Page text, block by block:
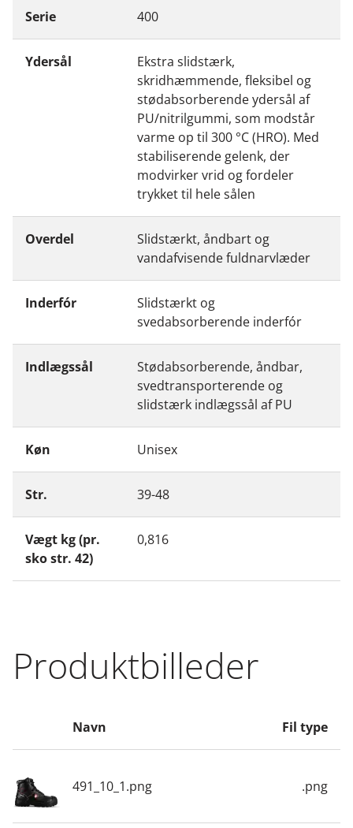
Serie 400
Ydersål
Ekstra slidstærk,
skridhæmmende, fleksibel og
stødabsorberende ydersål af
PU/nitrilgummi, som modstår
varme op til 300 °C (HRO). Med
stabiliserende gelenk, der
modvirker vrid og fordeler
trykket til hele sålen
Overdel
Slidstærkt, åndbart og
vandafvisende fuldnarvlæder
Inderfór
Slidstærkt og
svedabsorberende inderfór
Indlægssål
Stødabsorberende, åndbar,
svedtransporterende og
slidstærk indlægssål af PU
Køn Unisex
Str. 39-48
Vægt kg (pr.
sko str. 42)
0,816
Produktbilleder
Navn Fil type
491_10_1.png .png